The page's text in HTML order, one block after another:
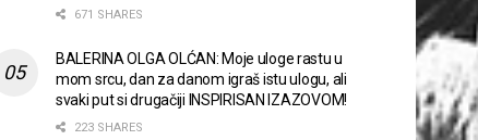
671 SHARES
BALERINA OLGA OLĆAN: Moje uloge rastu u
mom srcu, dan za danom igraš istu ulogu, ali
svaki put si drugačiji INSPIRISAN IZAZOVOM!
223 SHARES